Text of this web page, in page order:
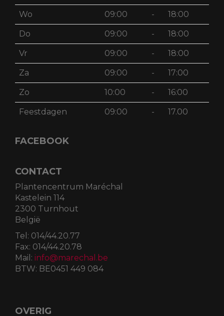
Wo 09:00 - 18:00
Do 09:00 - 18:00
Vr 09:00 - 18:00
Za 09:00 - 17:00
Zo 10:00 - 16:00
Feestdagen 09:00 - 17.00
FACEBOOK
CONTACT
Plantencentrum Maréchal
Kastelein 114
2300 Turnhout
België
Tel: 014/44.20.77
Fax: 014/44.20.78
Mail: info@marechal.be
BTW: BE0451 449 084
OVERIG